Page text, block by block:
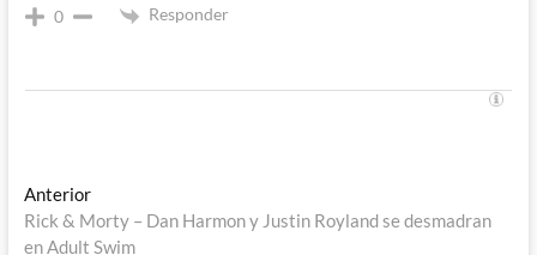
0 Responder
Navegación
de
AnteriorEntrada
anterior:
Rick & Morty – Dan Harmon y Justin Royland se desmadran
en Adult Swim